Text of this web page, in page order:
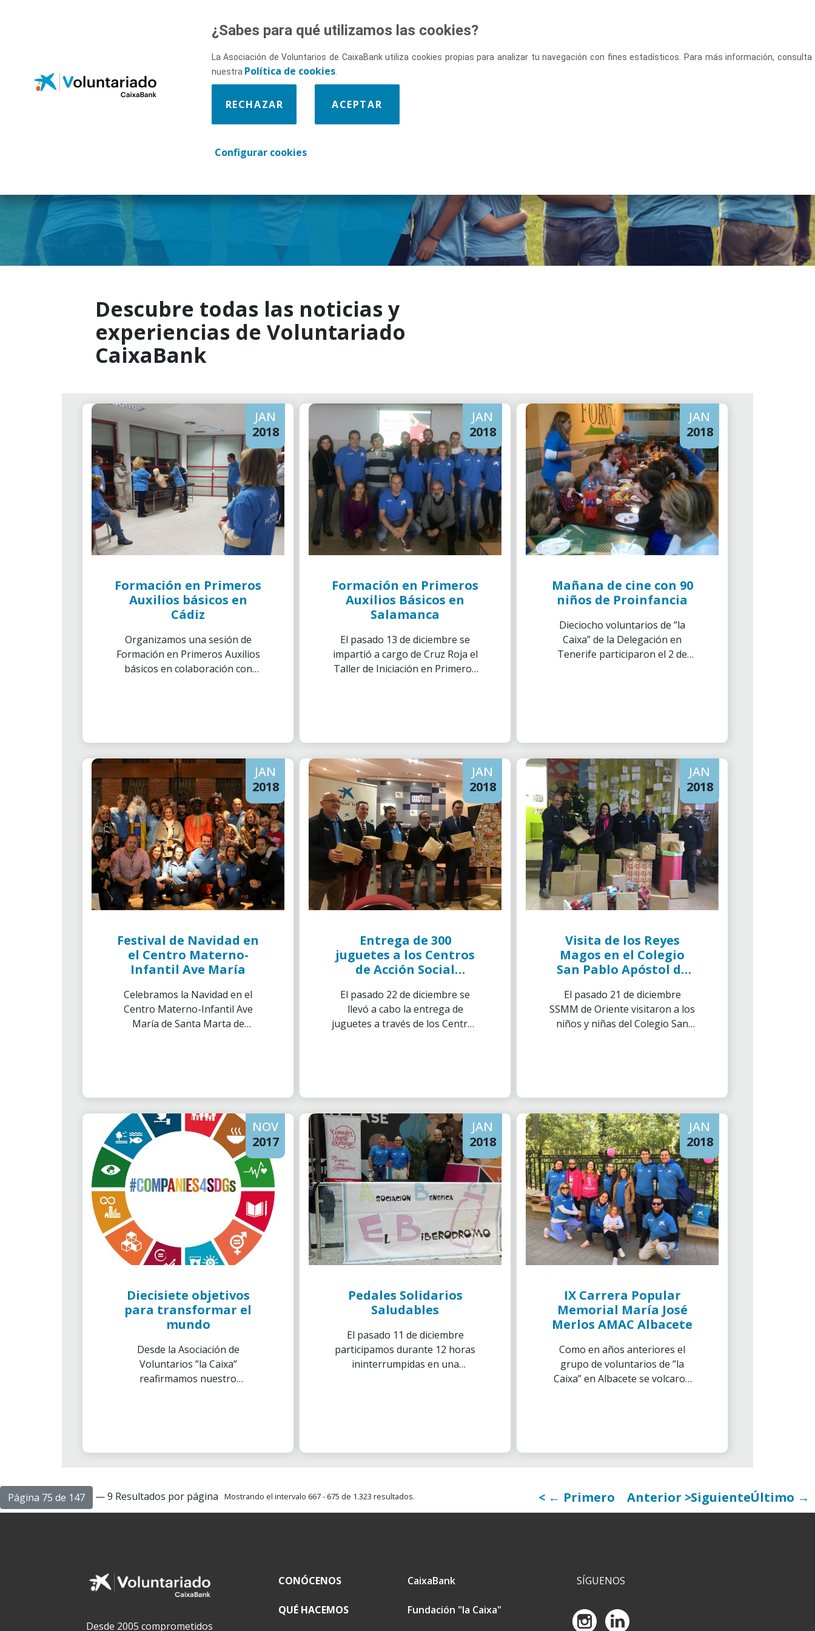
Descúbrenos
Descubre todas las noticias y
experiencias de Voluntariado
CaixaBank
JAN
2018
Formación en Primeros
Auxilios básicos en
Cádiz
Organizamos una sesión de
Formación en Primeros Auxilios
básicos en colaboración con
JAN
2018
Formación en Primeros
Auxilios Básicos en
Salamanca
El pasado 13 de diciembre se
impartió a cargo de Cruz Roja el
Taller de Iniciación en Primeros
JAN
2018
Mañana de cine con 90
niños de Proinfancia
Dieciocho voluntarios de ”la
Caixa” de la Delegación en
Tenerife participaron el 2 de
JAN
2018
Festival de Navidad en
el Centro Materno-
Infantil Ave María
Celebramos la Navidad en el
Centro Materno-Infantil Ave
María de Santa Marta de
JAN
2018
Entrega de 300
juguetes a los Centros
de Acción Social
Diputación Provincial
de Soria
El pasado 22 de diciembre se
llevó a cabo la entrega de
juguetes a través de los Centros
JAN
2018
Visita de los Reyes
Magos en el Colegio
San Pablo Apóstol de
El pasado 21 de diciembre
SSMM de Oriente visitaron a los
niños y niñas del Colegio San
NOV
2017
Diecisiete objetivos
para transformar el
mundo
Desde la Asociación de
Voluntarios ”la Caixa”
reafirmamos nuestro
plan de Naciones Unidas para
nuestro planeta.
JAN
2018
Pedales Solidarios
Saludables
El pasado 11 de diciembre
participamos durante 12 horas
ininterrumpidas en una
JAN
2018
IX Carrera Popular
Memorial María José
Merlos AMAC Albacete
Como en años anteriores el
grupo de voluntarios de ”la
Caixa” en Albacete se volcaron
mejora de la calidad de vida de la
Página 75 de 147
— 9 Resultados por página Mostrando el intervalo 667 - 675 de 1.323 resultados. ← Primero Anterior SiguienteÚltimo →
Desde 2005 comprometidos
CONÓCENOS
QUÉ HACEMOS
CaixaBank
Fundación "la Caixa"
SÍGUENOS
¿Sabes para qué utilizamos las cookies?
La Asociación de Voluntarios de CaixaBank utiliza cookies propias para analizar tu navegación con fines estadísticos. Para más información, consulta
nuestra Política de cookies.
RECHAZAR ACEPTAR
Configurar cookies